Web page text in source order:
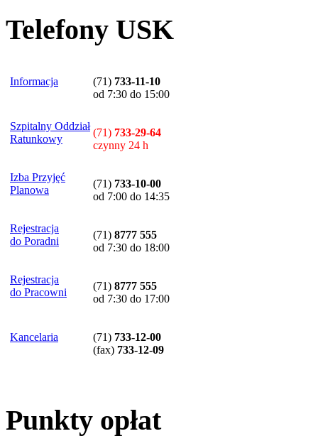
Telefony USK
Informacja (71) 733-11-10
od 7:30 do 15:00
Szpitalny Oddział
Ratunkowy
(71) 733-29-64
czynny 24 h
Izba Przyjęć
Planowa
(71) 733-10-00
od 7:00 do 14:35
Rejestracja
do Poradni
(71) 8777 555
od 7:30 do 18:00
Rejestracja
do Pracowni
(71) 8777 555
od 7:30 do 17:00
Kancelaria (71) 733-12-00
(fax) 733-12-09
Punkty opłat